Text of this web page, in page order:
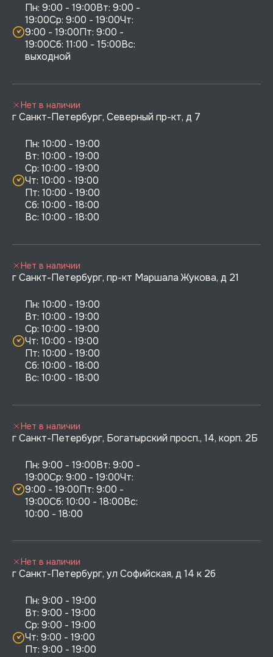
Пн: 9:00 - 19:00Вт: 9:00 -
19:00Ср: 9:00 - 19:00Чт:
9:00 - 19:00Пт: 9:00 -
19:00Сб: 11:00 - 15:00Вс:
выходной
г Санкт-Петербург, Северный пр-кт, д 7
Пн: 10:00 - 19:00
Вт: 10:00 - 19:00
Ср: 10:00 - 19:00
Чт: 10:00 - 19:00
Пт: 10:00 - 19:00
Сб: 10:00 - 18:00
Нет в наличии
г Санкт-Петербург, пр-кт Маршала Жукова, д 21
Пн: 10:00 - 19:00
Вт: 10:00 - 19:00
Ср: 10:00 - 19:00
Чт: 10:00 - 19:00
Пт: 10:00 - 19:00
Сб: 10:00 - 18:00
Нет в наличии
г Санкт-Петербург, Богатырский просп., 14, корп. 2Б
Пн: 9:00 - 19:00Вт: 9:00 -
19:00Ср: 9:00 - 19:00Чт:
9:00 - 19:00Пт: 9:00 -
19:00Сб: 10:00 - 18:00Вс:
10:00 - 18:00
Нет в наличии
г Санкт-Петербург, ул Софийская, д 14 к 2б
Пн: 9:00 - 19:00
Вт: 9:00 - 19:00
Ср: 9:00 - 19:00
Чт: 9:00 - 19:00
Пт: 9:00 - 19:00
Нет в наличии